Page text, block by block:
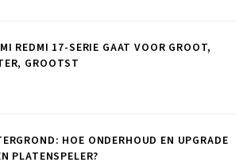
REDMI 17-SERIE GAAT VOOR GROOT,
GROOTST
HOE ONDERHOUD EN UPGRADE
PLATENSPELER?